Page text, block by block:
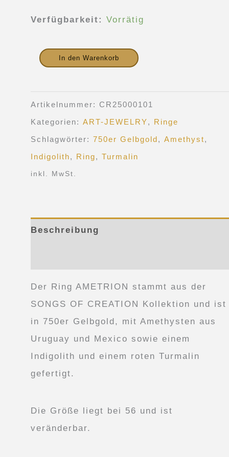
Verfügbarkeit: Vorrätig
In den Warenkorb
Artikelnummer: CR25000101
Kategorien: ART-JEWELRY, Ringe
Schlagwörter: 750er Gelbgold, Amethyst,
Indigolith, Ring, Turmalin
inkl. MwSt.
Beschreibung
Der Ring AMETRION stammt aus der
SONGS OF CREATION Kollektion und ist
in 750er Gelbgold, mit Amethysten aus
Uruguay und Mexico sowie einem
Indigolith und einem roten Turmalin
gefertigt.
Die Größe liegt bei 56 und ist
veränderbar.